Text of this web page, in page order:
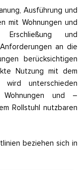
Ausführung und
mit Wohnungen und
und
an die
berücksichtigen
Nutzung mit dem
wird unterschieden
und –
Rollstuhl nutzbaren
beziehen sich in